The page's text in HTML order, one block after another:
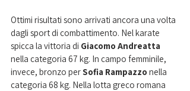
Ottimi risultati sono arrivati ancora una volta
dagli sport di combattimento. Nel karate
spicca la vittoria di Giacomo Andreatta
nella categoria 67 kg. In campo femminile,
invece, bronzo per Sofia Rampazzo nella
categoria 68 kg. Nella lotta greco romana